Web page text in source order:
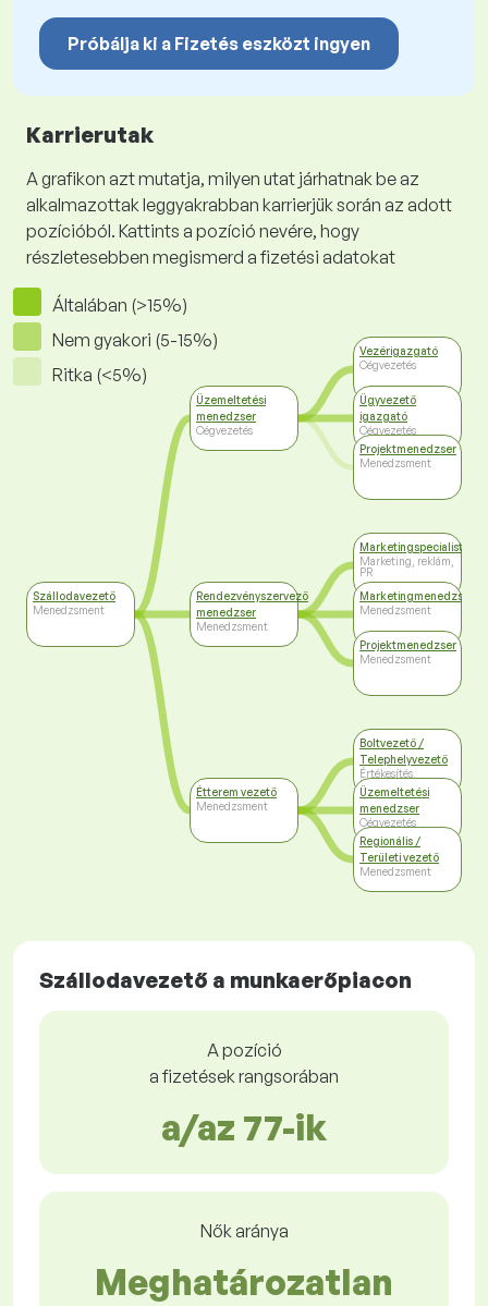
Próbálja ki a Fizetés eszközt ingyen
Karrierutak
A grafikon azt mutatja, milyen utat járhatnak be az
alkalmazottak leggyakrabban karrierjük során az adott
pozícióból. Kattints a pozíció nevére, hogy
részletesebben megismerd a fizetési adatokat
Általában (>15%)
Nem gyakori (5-15%)
Ritka (<5%)
Szállodavezető
Menedzsment
Üzemeltetési
menedzser
Cégvezetés
Rendezvényszervező
menedzser
Menedzsment
Étterem vezető
Menedzsment
Vezérigazgató
Cégvezetés
Ügyvezető
igazgató
Cégvezetés
Projektmenedzser
Menedzsment
Marketingspecialista
Marketing, reklám,
PR
Marketingmenedzser
Menedzsment
Projektmenedzser
Menedzsment
Boltvezető /
Telephelyvezető
Értékesítés,
kereskedelem
Üzemeltetési
menedzser
Cégvezetés
Regionális /
Területi vezető
Menedzsment
Szállodavezető a munkaerőpiacon
A pozíció
a fizetések rangsorában
a/az 77-ik
Nők aránya
Meghatározatlan